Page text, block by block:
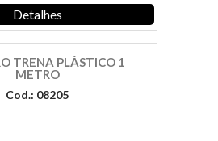
Detalhes
TRENA PLÁSTICO 1
METRO
Cod.: 08205